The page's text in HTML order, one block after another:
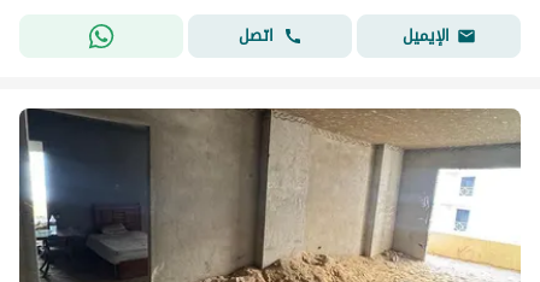
الإيميل
اتصل